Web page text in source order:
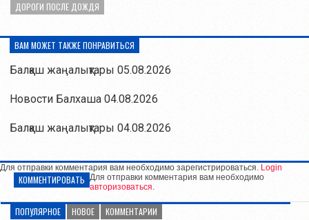
ДОРОГИ ПОСЛЕ ДОЖДЯ
ВАМ МОЖЕТ ТАКЖЕ ПОНРАВИТЬСЯ
Балқаш жаңалықтары 05.08.2026
Новости Балхаша 04.08.2026
Балқаш жаңалықтары 04.08.2026
Для отправки комментария вам необходимо зарегистрироваться. Login
КОММЕНТИРОВАТЬ Для отправки комментария вам необходимо
авторизоваться.
ПОПУЛЯРНОЕ НОВОЕ КОММЕНТАРИИ